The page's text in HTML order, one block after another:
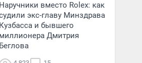
Наручники вместо Rolex: как
экс-главу Минздрава
Кузбасса и бывшего
миллионера Дмитрия
Беглова